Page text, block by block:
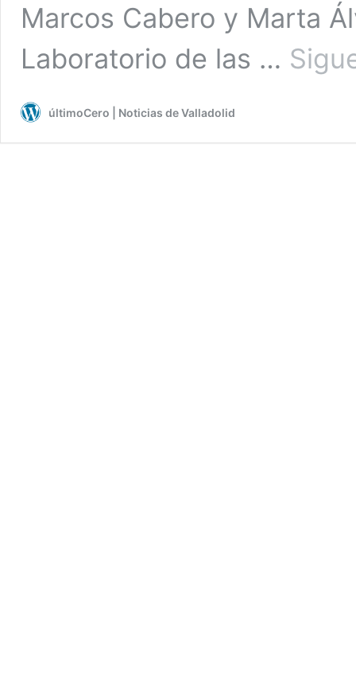
Marcos Cabero y Marta
Laboratorio de las …
últimoCero | Noticias de Valladolid